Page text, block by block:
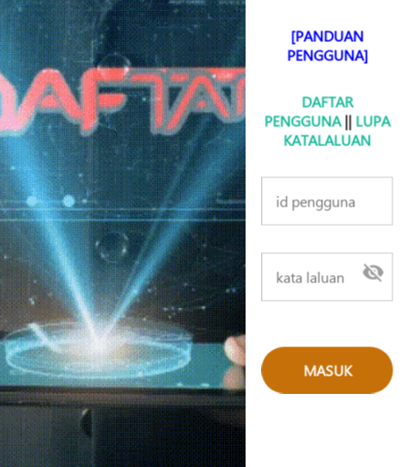
[PANDUAN
PENGGUNA]
DAFTAR
PENGGUNA|| LUPA
KATALALUAN